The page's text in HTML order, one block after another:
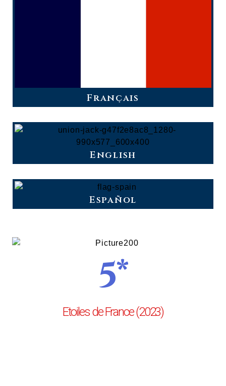
Français
English
Español
5*
Etoiles de France (2023)